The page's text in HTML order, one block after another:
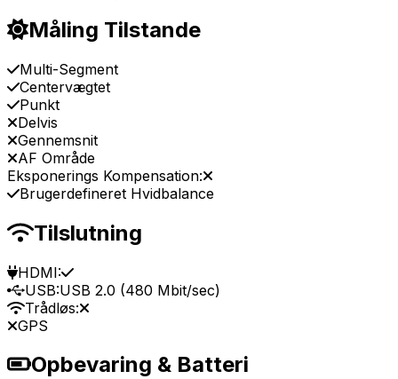
Måling Tilstande
Multi-Segment
Centervægtet
Punkt
Delvis
Gennemsnit
AF Område
Eksponerings Kompensation:
Brugerdefineret Hvidbalance
Tilslutning
HDMI:
USB:USB 2.0 (480 Mbit/sec)
Trådløs:
GPS
Opbevaring & Batteri